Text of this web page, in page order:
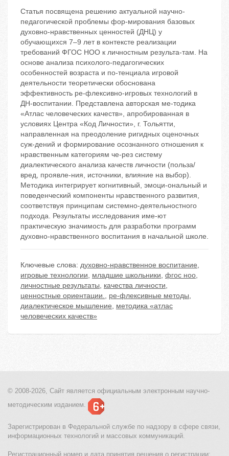
Статья посвящена решению актуальной научно-
педагогической проблемы фор-мирования базовых
духовно-нравственных ценностей (ДНЦ) у
обучающихся 7–9 лет в контексте реализации
требований ФГОС НОО к личностным результа-там. На
основе анализа психолого-педагогических
особенностей возраста и по-тенциала игровой
деятельности теоретически обоснована
эффективность ре-флексивно-игровых технологий в
ДН-воспитании. Представлена авторская ме-тодика
«Атлас человеческих качеств», апробированная в
условиях Центра «Код Личности», г. Тольятти,
направленная на преодоление ригидных оценочных
суж-дений и формирование осознанного отношения к
нравственным категориям че-рез систему
диалектического анализа качеств личности (польза/
вред, проявле-ния, источники, влияние на выбор).
Методика интегрирует когнитивный, эмоци-ональный и
поведенческий компоненты нравственного развития,
соответствуя принципам системно-деятельностного
подхода. Результаты исследования име-ют
практическую значимость для разработки программ
духовно-нравственного воспитания в начальной школе.
Ключевые слова: духовно-нравственное воспитание,
игровые технологии, младшие школьники, фгос ноо,
личностные результаты, качества личности,
ценностные ориентации., ре-флексивные методы,
диалектическое мышление, методика «атлас
человеческих качеств»
© 2008-2026, Сайт является официальным электронным научно-
методическим изданием.
Зарегистрирован в Федеральной службе по надзору в сфере связи,
информационных технологий и массовых коммуникаций.
Регистрационный номер и дата принятия решения о регистрации: